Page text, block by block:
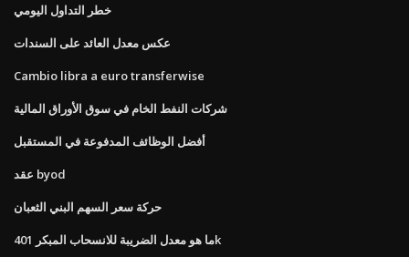
خطر التداول اليومي
عكس معدل العائد على السندات
Cambio libra a euro transferwise
شركات النفط الخام في سوق الأوراق المالية
أفضل الوظائف المدفوعة في المستقبل
عقد byod
حركة سعر السهم البني الثعبان
ما هو معدل الضريبة للانسحاب المبكر 401k